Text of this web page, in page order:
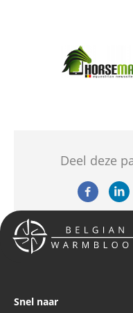
Afbeelding
Deel deze
Snel naar